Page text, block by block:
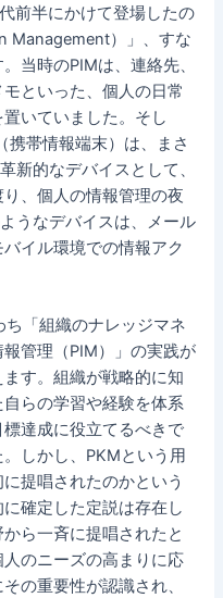
前半にかけて登場したの
Management）」、すな
当時のPIMは、連絡先、
といった、個人の日常
いていました。そし
携帯情報端末）は、まさ
新的なデバイスとして、
、個人の情報管理の夜
うなデバイスは、メール
イル環境での情報アク
「組織のナレッジマネ
管理（PIM）」の実践が
す。組織が戦略的に知
らの学習や経験を体系
達成に役立てるべきで
しかし、PKMという用
提唱されたのかという
確定した定説は存在し
ら一斉に提唱されたと
のニーズの高まりに応
の重要性が認識され、